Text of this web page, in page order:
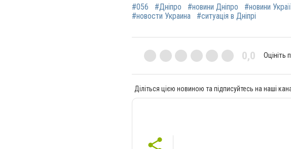
#056 #Дніпро #новини Дніпро #новини
#новости Украина
#ситуація в Дніпрі
0,0 Оцініть
Діліться цією новиною та підписуйтесь на наші